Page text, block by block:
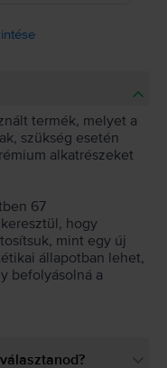
termék, melyet a
szükség esetén
alkatrészeket
67
hogy
mint egy új
állapotban lehet,
befolyásolná a